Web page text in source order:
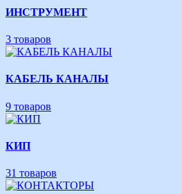
ИНСТРУМЕНТ
3 товаров
КАБЕЛЬ КАНАЛЫ
9 товаров
КИП
31 товаров